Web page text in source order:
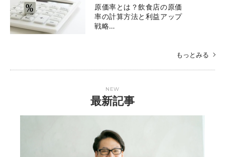
原価率とは？飲食店の原価
率の計算方法と利益アップ
戦略…
もっとみる
NEW
最新記事